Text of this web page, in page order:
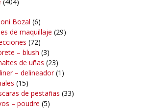
Bozal (6)
de maquillaje (29)
(72)
– blush (3)
de uñas (23)
– delineador(1)
(15)
de pestañas (33)
– poudre (5)